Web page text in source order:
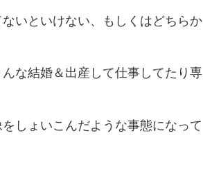
いといけない、もしくはどちらか
な結婚＆出産して仕事してたり専
しょいこんだような事態になって